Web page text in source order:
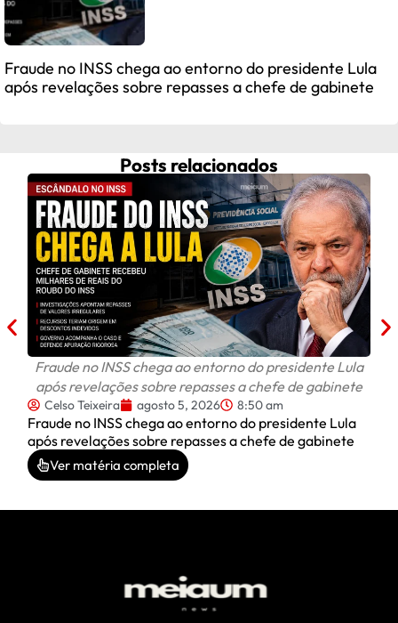
Fraude no INSS chega ao entorno do presidente Lula
após revelações sobre repasses a chefe de gabinete
Posts relacionados
Fraude no INSS chega ao entorno do presidente Lula
após revelações sobre repasses a chefe de gabinete
Celso Teixeira agosto 5, 2026 8:50 am
Fraude no INSS chega ao entorno do presidente Lula
após revelações sobre repasses a chefe de gabinete
Ver matéria completa